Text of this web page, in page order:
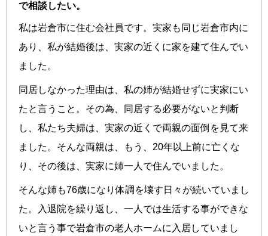
で相談したい。
私は岩倉市に住む会社員です。実家も同じ岩倉市内に
あり、私が結婚後は、実家の近くに家を建て住んでい
ました。
同居しなかった理由は、私の姉が結婚せずに実家にい
たと言うこと。その為、同居する必要がないと判断
し、私たち夫婦は、実家の近くで両親の面倒を見て来
ました。そんな両親は、もう、20年以上前に亡くな
り、その後は、実家に姉一人で住んでいました。
そんな姉も76歳になり体調を壊す日々が続いていまし
た。入退院を繰り返し、一人では生活する事ができな
いと言う事で岩倉市の老人ホームに入居していまし